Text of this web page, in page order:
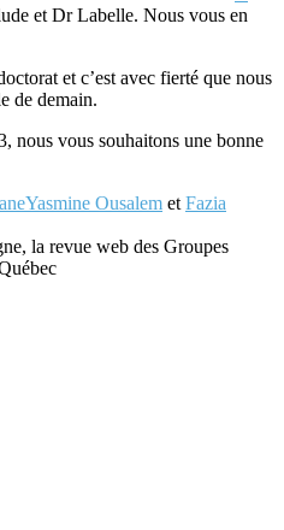
et Dr Labelle. Nous vous en
et c’est avec fierté que nous
de demain.
nous vous souhaitons une bonne
Yasmine Ousalem et Fazia
la revue web des Groupes